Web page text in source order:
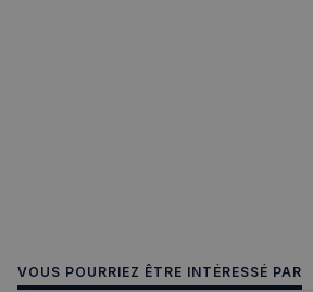
VOUS POURRIEZ ÊTRE INTÉRESSÉ PAR